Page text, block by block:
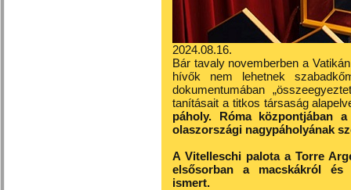
2024.08.16.
Bár tavaly novemberben a
hívők nem lehetnek
dokumentumában
tanításait a titkos társaság
páholy. Róma központjában
olaszországi nagypáholyának
A Vitelleschi palota a Torre
elsősorban a macskákról és
ismert.